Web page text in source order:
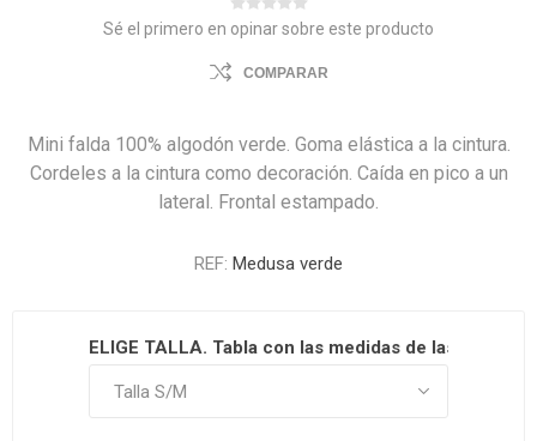
Sé el primero en opinar sobre este producto
COMPARAR
Mini falda 100% algodón verde. Goma elástica a la cintura.
Cordeles a la cintura como decoración. Caída en pico a un
lateral. Frontal estampado.
REF: Medusa verde
ELIGE TALLA. Tabla con las medidas de las tallas